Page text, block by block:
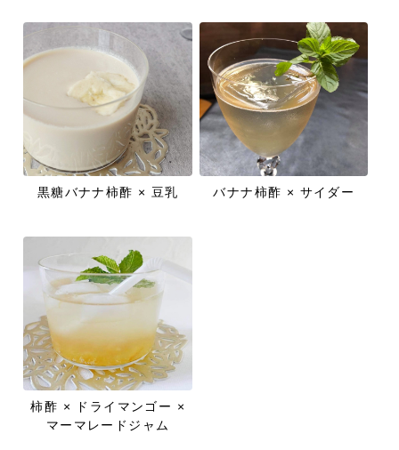
黒糖バナナ柿酢 × 豆乳 バナナ柿酢 × サイダー
柿酢 × ドライマンゴー ×
マーマレードジャム